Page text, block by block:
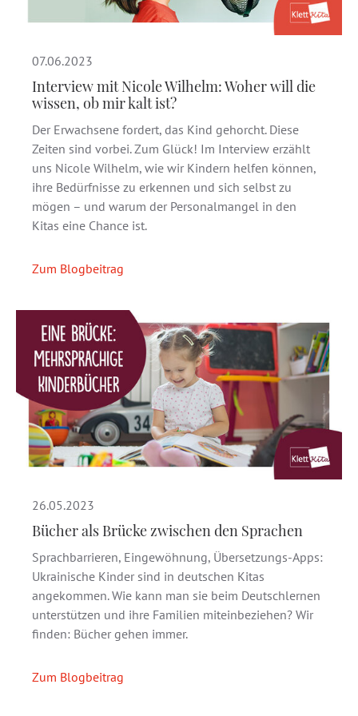
07.06.2023
Interview mit Nicole Wilhelm: Woher will die
wissen, ob mir kalt ist?
Der Erwachsene fordert, das Kind gehorcht. Diese
Zeiten sind vorbei. Zum Glück! Im Interview erzählt
uns Nicole Wilhelm, wie wir Kindern helfen können,
ihre Bedürfnisse zu erkennen und sich selbst zu
mögen – und warum der Personalmangel in den
Kitas eine Chance ist.
Zum Blogbeitrag
26.05.2023
Bücher als Brücke zwischen den Sprachen
Sprachbarrieren, Eingewöhnung, Übersetzungs-Apps:
Ukrainische Kinder sind in deutschen Kitas
angekommen. Wie kann man sie beim Deutschlernen
unterstützen und ihre Familien miteinbeziehen? Wir
finden: Bücher gehen immer.
Zum Blogbeitrag